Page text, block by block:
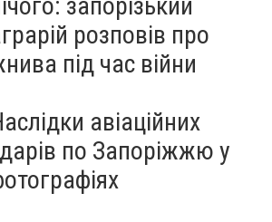
розповів про
під час війни
авіаційних
по Запоріжжю у